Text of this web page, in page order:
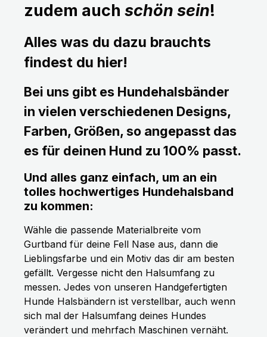
zudem auch schön sein!
Alles was du dazu brauchts
findest du hier!
Bei uns gibt es Hundehalsbänder
in vielen verschiedenen Designs,
Farben, Größen, so angepasst das
es für deinen Hund zu 100% passt.
Und alles ganz einfach, um an ein
tolles hochwertiges Hundehalsband
zu kommen:
Wähle die passende Materialbreite vom
Gurtband für deine Fell Nase aus, dann die
Lieblingsfarbe und ein Motiv das dir am besten
gefällt. Vergesse nicht den Halsumfang zu
messen. Jedes von unseren Handgefertigten
Hunde Halsbändern ist verstellbar, auch wenn
sich mal der Halsumfang deines Hundes
verändert und mehrfach Maschinen vernäht.